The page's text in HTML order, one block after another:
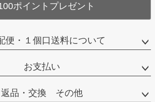
ポイントプレゼント
便・１個口送料について
お支払い
返品・交換 その他